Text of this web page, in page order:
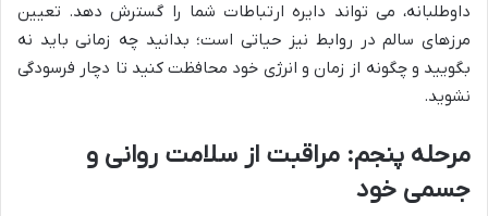
داوطلبانه، می تواند دایره ارتباطات شما را گسترش دهد. تعیین
مرزهای سالم در روابط نیز حیاتی است؛ بدانید چه زمانی باید نه
بگویید و چگونه از زمان و انرژی خود محافظت کنید تا دچار فرسودگی
نشوید.
مرحله پنجم: مراقبت از سلامت روانی و
جسمی خود